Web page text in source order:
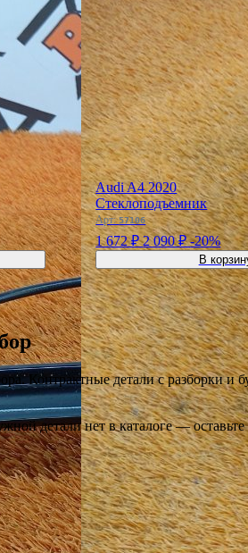
Audi A4 2020
Стеклоподъемник
Арт:57106
1 672 ₽2 090 ₽-20%
В
Контрактные детали с разборки и
детали нет в каталоге — оставьте